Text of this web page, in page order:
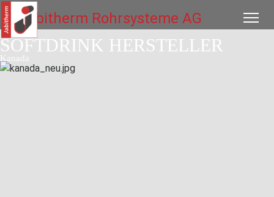
SOFTDRINK HERSTELLER
Kanada